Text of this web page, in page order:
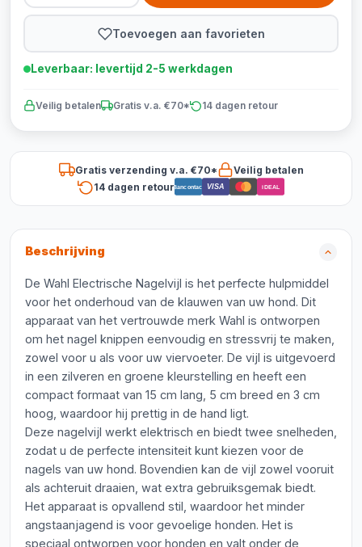
Toevoegen aan favorieten
Leverbaar: levertijd 2-5 werkdagen
Veilig betalen Gratis v.a. €70* 14 dagen retour
Gratis verzending v.a. €70*
Veilig betalen
14 dagen retourBancontact VISA iDEAL
Beschrijving
De Wahl Electrische Nagelvijl is het perfecte hulpmiddel
voor het onderhoud van de klauwen van uw hond. Dit
apparaat van het vertrouwde merk Wahl is ontworpen
om het nagel knippen eenvoudig en stressvrij te maken,
zowel voor u als voor uw viervoeter. De vijl is uitgevoerd
in een zilveren en groene kleurstelling en heeft een
compact formaat van 15 cm lang, 5 cm breed en 3 cm
hoog, waardoor hij prettig in de hand ligt.
Deze nagelvijl werkt elektrisch en biedt twee snelheden,
zodat u de perfecte intensiteit kunt kiezen voor de
nagels van uw hond. Bovendien kan de vijl zowel vooruit
als achteruit draaien, wat extra gebruiksgemak biedt.
Het apparaat is opvallend stil, waardoor het minder
angstaanjagend is voor gevoelige honden. Het is
speciaal ontworpen voor honden en valt onder de